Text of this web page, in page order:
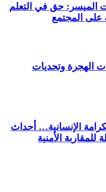
الميسر: حق في التعلم
على المجتمع
الهجرة وتحديات
الإنسانية… أحداث
الأمنية